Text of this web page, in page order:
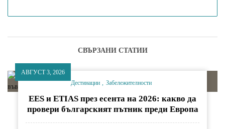
СВЪРЗАНИ СТАТИИ
АВГУСТ 3, 2026
Дестинации
Забележителности
EES и ETIAS през есента на 2026: какво да
провери българският пътник преди Европа